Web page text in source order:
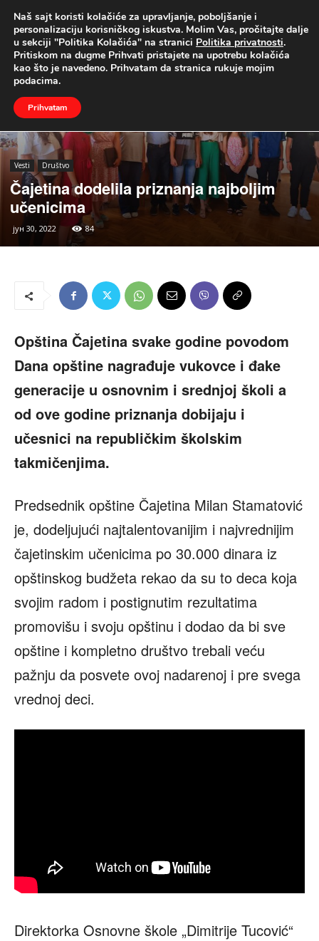
UŽIVO
Naslovna Vesti Društvo
Vesti Društvo
Čajetina dodelila priznanja najboljim
učenicima
јун 30, 2022 84
Opština Čajetina svake godine povodom
Dana opštine nagrađuje vukovce i đake
generacije u osnovnim i srednjoj školi a
od ove godine priznanja dobijaju i
učesnici na republičkim školskim
takmičenjima.
Predsednik opštine Čajetina Milan Stamatović
je, dodeljujući najtalentovanijim i najvrednijim
čajetinskim učenicima po 30.000 dinara iz
opštinskog budžeta rekao da su to deca koja
svojim radom i postignutim rezultatima
promovišu i svoju opštinu i dodao da bi sve
opštine i kompletno društvo trebali veću
pažnju da posvete ovoj nadarenoj i pre svega
vrednoj deci.
Direktorka Osnovne škole „Dimitrije Tucović“
Naš sajt koristi kolačiće za upravljanje, poboljšanje i
personalizaciju korisničkog iskustva. Molim Vas, pročitajte dalje
u sekciji "Politika Kolačića" na stranici Politika privatnosti.
Pritiskom na dugme Prihvati pristajete na upotrebu kolačića
kao što je navedeno. Prihvatam da stranica rukuje mojim
podacima.
Prihvatam